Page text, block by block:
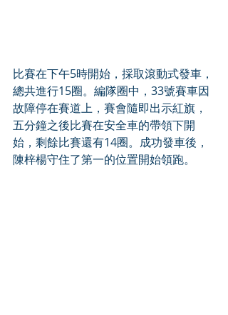
比賽在下午5時開始，採取滾動式發車，
總共進行15圈。編隊圈中，33號賽車因
故障停在賽道上，賽會隨即出示紅旗，
五分鐘之後比賽在安全車的帶領下開
始，剩餘比賽還有14圈。成功發車後，
陳梓楊守住了第一的位置開始領跑。